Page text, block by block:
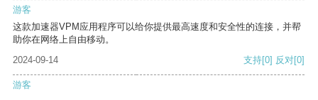
游客
这款加速器VPM应用程序可以给你提供最高速度和安全性的连接，并帮
助你在网络上自由移动。
2024-09-14
支持[0] 反对[0]
游客